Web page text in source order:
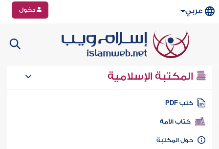
عربي دخول
المكتبة الإسلامية
كتب PDF
كتاب الأمة